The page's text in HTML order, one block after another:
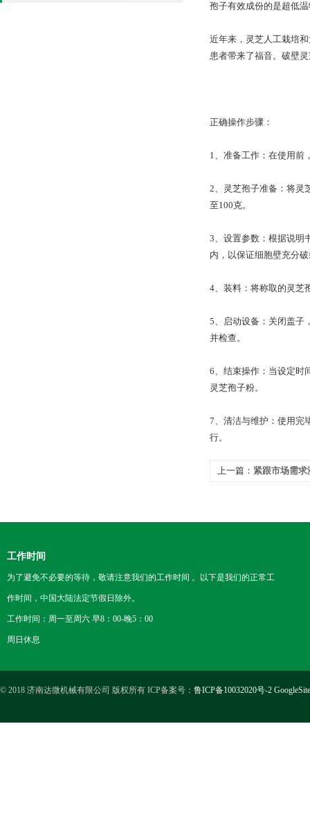
孢子有效成份的是超低
近年来，灵芝人工栽培
患者带来了福音。破壁
正确操作步骤：
1、准备工作：在使用前
2、灵芝孢子准备：将灵
至100克。
3、设置参数：根据说明
内，以保证细胞壁充分
4、装料：将称取的灵芝
5、启动设备：关闭盖子
并检查。
6、结束操作：当设定时
灵芝孢子粉。
7、清洁与维护：使用完
行。
上一篇： 紧跟市场需
工作时间
为了避免不必要的等待，敬请注意我们的工作时间 。以下是我们的正常工
作时间，中国大陆法定节假日除外。
工作时间：周一至周六 早8：00-晚5：00
周日休息
© 2018 济南达微机械有限公司 版权所有 ICP备案号： 鲁ICP备10032020号-2